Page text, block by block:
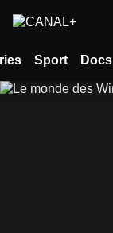
Sport Docs